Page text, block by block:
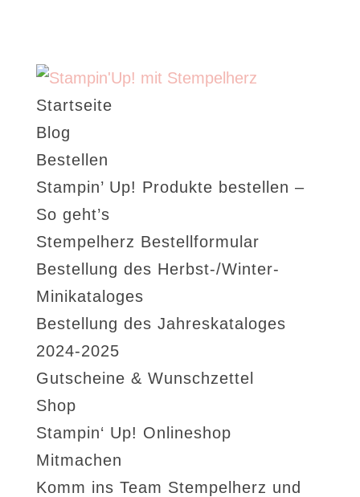
Startseite
Blog
Bestellen
Stampin’ Up! Produkte bestellen –
So geht’s
Stempelherz Bestellformular
Bestellung des Herbst-/Winter-
Minikataloges
Bestellung des Jahreskataloges
2024-2025
Gutscheine & Wunschzettel
Shop
Stampin‘ Up! Onlineshop
Mitmachen
Komm ins Team Stempelherz und